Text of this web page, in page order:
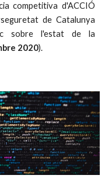
competitiva d'ACCIÓ
de Catalunya
sobre l'estat de la
2020).